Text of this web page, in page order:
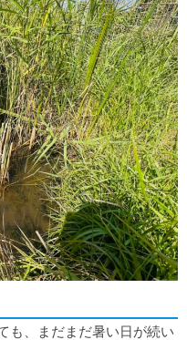
も、まだまだ暑い日が続い